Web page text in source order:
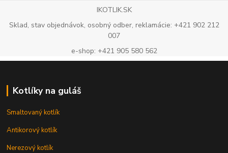
IKOTLIK.SK
Sklad, stav objednávok, osobný odber, reklamácie: +421 902 212
007
e-shop: +421 905 580 562
Kotlíky na guláš
Smaltovaný kotlík
Antikorový kotlík
Nerezový kotlík